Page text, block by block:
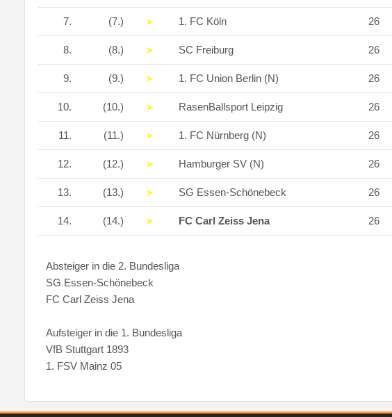
7. (7.) 1. FC Köln 26
8. (8.) SC Freiburg 26
9. (9.) 1. FC Union Berlin (N) 26
10. (10.) RasenBallsport Leipzig 26
11. (11.) 1. FC Nürnberg (N) 26
12. (12.) Hamburger SV (N) 26
13. (13.) SG Essen-Schönebeck 26
14. (14.) FC Carl Zeiss Jena 26
Absteiger in die 2. Bundesliga
SG Essen-Schönebeck
FC Carl Zeiss Jena
Aufsteiger in die 1. Bundesliga
VfB Stuttgart 1893
1. FSV Mainz 05